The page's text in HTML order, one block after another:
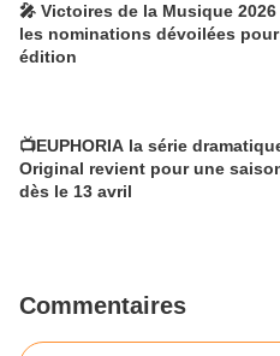
🎤 Victoires de la Musique 2026
les nominations dévoilées pour
édition
📺EUPHORIA la série
Original revient pour une
dès le 13 avril
Commentaires